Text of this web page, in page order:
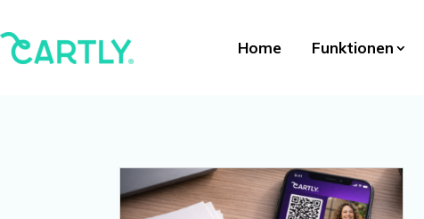
Home Funktionen